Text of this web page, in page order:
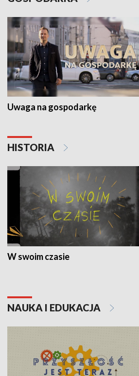
Uwaga na gospodarkę
HISTORIA
W swoim czasie
NAUKA I EDUKACJA